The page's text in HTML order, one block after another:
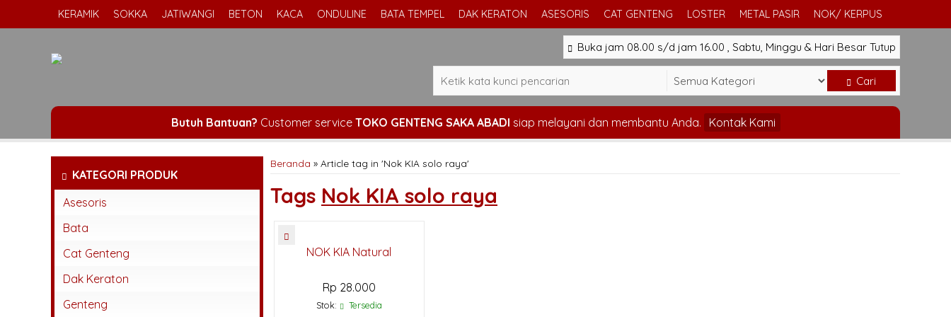
KERAMIK SOKKA JATIWANGI BETON KACA ONDULINE BATA TEMPEL DAK KERATON ASESORIS CAT GENTENG LOSTER METAL PASIR NOK/ KERPUS
Buka jam 08.00 s/d jam 16.00 , Sabtu, Minggu & Hari Besar Tutup
Cari
Butuh Bantuan? Customer service TOKO GENTENG SAKA ABADI siap melayani dan membantu Anda. Kontak Kami
Beranda » Article tag in 'Nok KIA solo raya'
Tags Nok KIA solo raya
NOK KIA Natural
Rp 28.000
Stok: Tersedia
KATEGORI PRODUK
Asesoris
Bata
Bata Espos
Bata Press
Bata Tempel
Cat Genteng
Dak Keraton
Genteng